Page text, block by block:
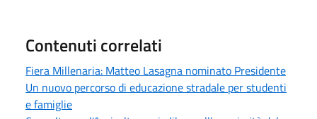
Contenuti correlati
Fiera Millenaria: Matteo Lasagna nominato Presidente
Un nuovo percorso di educazione stradale per studenti
e famiglie